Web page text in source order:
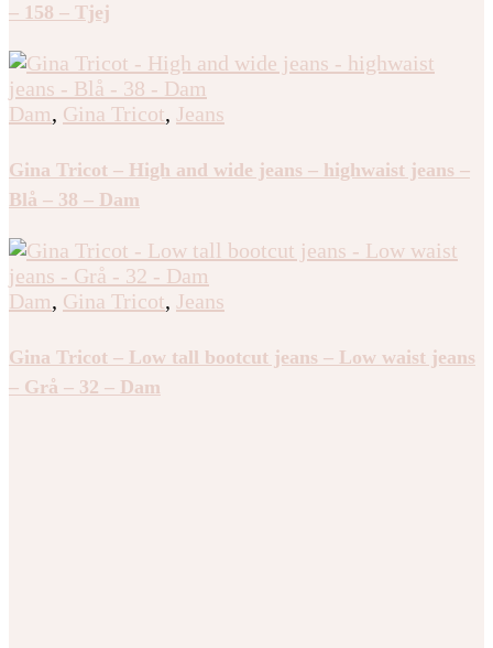
– 158 – Tjej
Dam, Gina Tricot, Jeans
Gina Tricot – High and wide jeans – highwaist jeans –
Blå – 38 – Dam
Dam, Gina Tricot, Jeans
Gina Tricot – Low tall bootcut jeans – Low waist jeans
– Grå – 32 – Dam